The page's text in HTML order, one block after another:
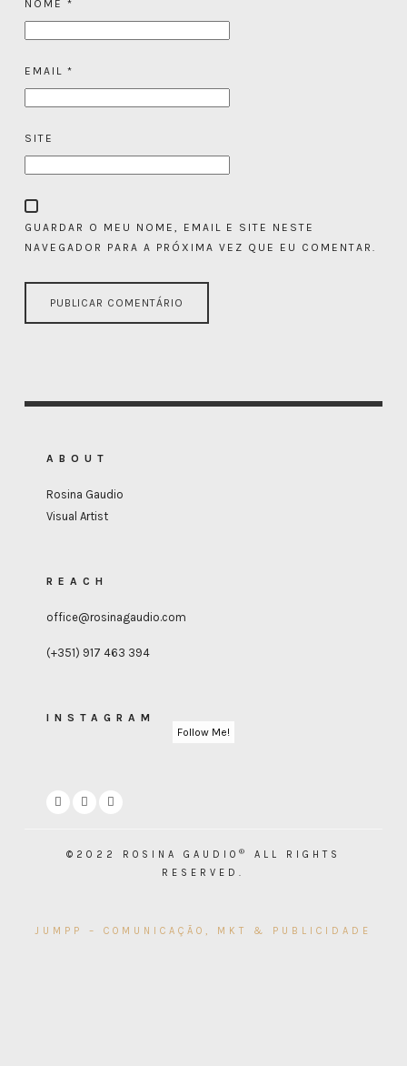
NOME *
EMAIL *
SITE
GUARDAR O MEU NOME, EMAIL E SITE NESTE
NAVEGADOR PARA A PRÓXIMA VEZ QUE EU COMENTAR.
ABOUT
Rosina Gaudio
Visual Artist
REACH
office@rosinagaudio.com
(+351) 917 463 394
INSTAGRAM
Follow Me!
©2022 ROSINA GAUDIO ®
ALL RIGHTS
RESERVED.
JUMPP – COMUNICAÇÃO, MKT & PUBLICIDADE